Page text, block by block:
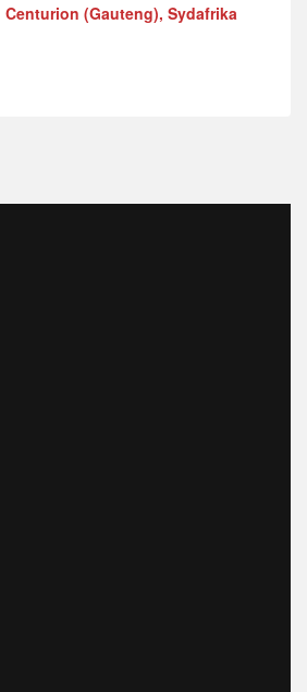
Centurion (Gauteng), Sydafrika